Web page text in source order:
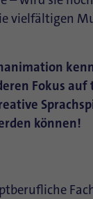
vielfältigen
Fokus auf
können!